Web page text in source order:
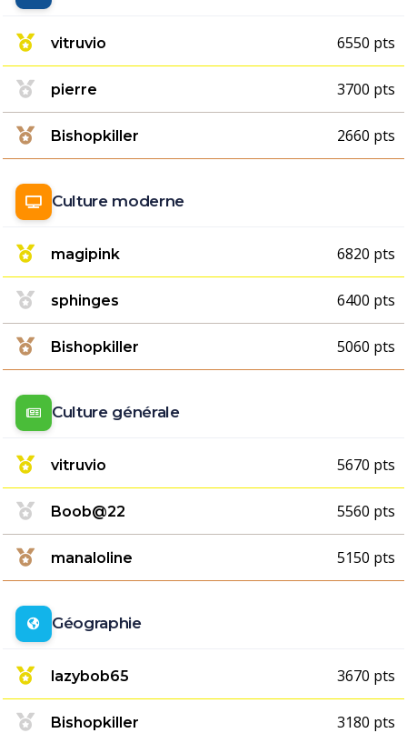
vitruvio 6550 pts
pierre 3700 pts
Bishopkiller 2660 pts
Culture moderne
magipink 6820 pts
sphinges 6400 pts
Bishopkiller 5060 pts
Culture générale
vitruvio 5670 pts
Boob@22 5560 pts
manaloline 5150 pts
Géographie
lazybob65 3670 pts
Bishopkiller 3180 pts